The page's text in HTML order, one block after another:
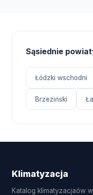
Sąsiednie
Łódzki wschodni
Brzeziński
Klimatyzacja
Katalog klimatyzacjaów